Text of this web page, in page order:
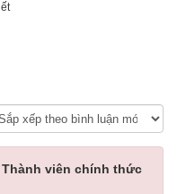
Thành viên chính thức